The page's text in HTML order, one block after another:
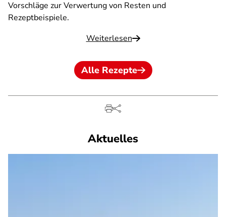
Vorschläge zur Verwertung von Resten und
Rezeptbeispiele.
Weiterlesen
Alle Rezepte
Aktuelles